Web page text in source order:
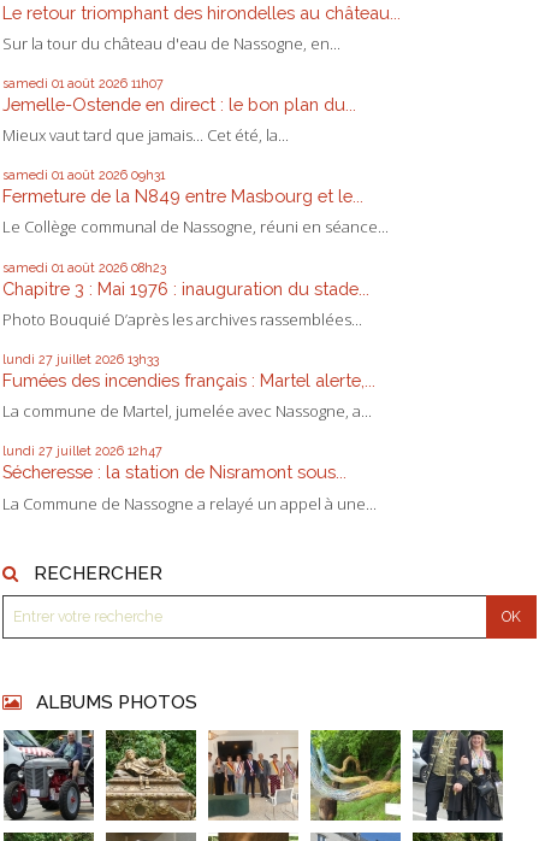
Le retour triomphant des hirondelles au château...
Sur la tour du château d'eau de Nassogne, en...
samedi 01 août 2026 11h07
Jemelle-Ostende en direct : le bon plan du...
Mieux vaut tard que jamais... Cet été, la...
samedi 01 août 2026 09h31
Fermeture de la N849 entre Masbourg et le...
Le Collège communal de Nassogne, réuni en séance...
samedi 01 août 2026 08h23
Chapitre 3 : Mai 1976 : inauguration du stade...
Photo Bouquié D’après les archives rassemblées...
lundi 27 juillet 2026 13h33
Fumées des incendies français : Martel alerte,...
La commune de Martel, jumelée avec Nassogne, a...
lundi 27 juillet 2026 12h47
Sécheresse : la station de Nisramont sous...
La Commune de Nassogne a relayé un appel à une...
RECHERCHER
ALBUMS PHOTOS